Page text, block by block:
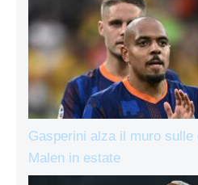
Gasperini alza il muro
Malen in estate